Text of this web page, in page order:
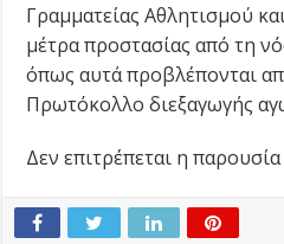
Γραμματείας Αθλητισμού
μέτρα προστασίας από τη
όπως αυτά προβλέπονται
Πρωτόκολλο διεξαγωγής
Δεν επιτρέπεται η